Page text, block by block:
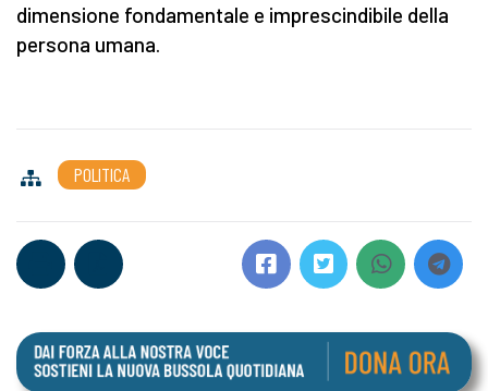
dimensione fondamentale e imprescindibile della
persona umana.
POLITICA